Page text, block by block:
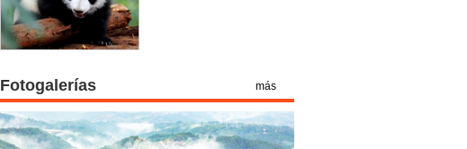
Fotogalerías más